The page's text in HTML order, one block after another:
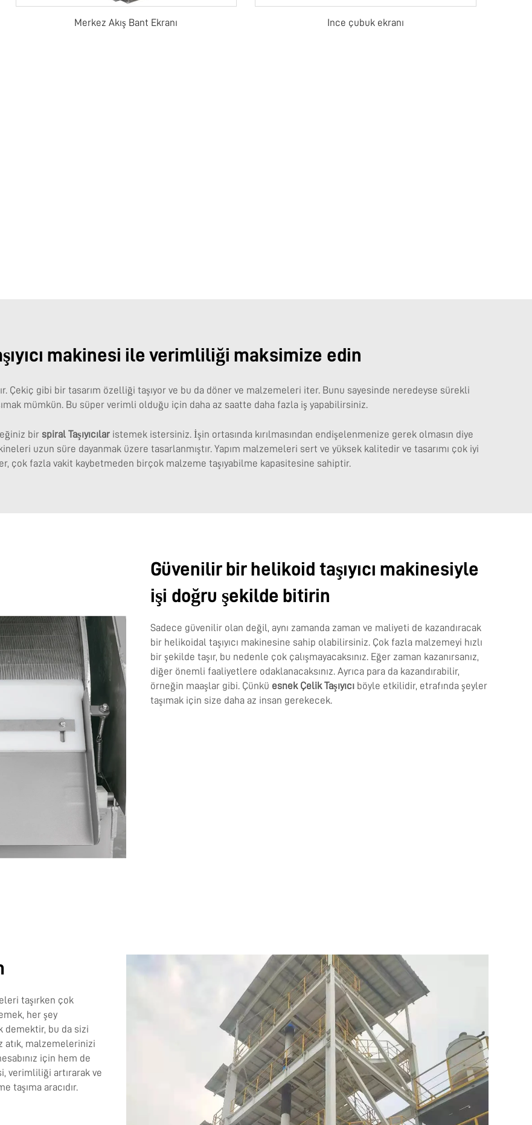
Merkez Akış Bant Ekranı Ince çubuk ekranı
makinesi ile verimliliği maksimize edin
Çekiç gibi bir tasarım özelliği taşıyor ve bu da döner ve malzemeleri iter. Bunu sayesinde neredeyse sürekli
mümkün. Bu süper verimli olduğu için daha az saatte daha fazla iş yapabilirsiniz.
bir spiral Taşıyıcılar istemek istersiniz. İşin ortasında kırılmasından endişelenmenize gerek olmasın diye
uzun süre dayanmak üzere tasarlanmıştır. Yapım malzemeleri sert ve yüksek kalitedir ve tasarımı çok iyi
çok fazla vakit kaybetmeden birçok malzeme taşıyabilme kapasitesine sahiptir.
Güvenilir bir helikoid taşıyıcı makinesiyle
işi doğru şekilde bitirin
Sadece güvenilir olan değil, aynı zamanda zaman ve maliyeti de kazandıracak
bir helikoidal taşıyıcı makinesine sahip olabilirsiniz. Çok fazla malzemeyi hızlı
bir şekilde taşır, bu nedenle çok çalışmayacaksınız. Eğer zaman kazanırsanız,
diğer önemli faaliyetlere odaklanacaksınız. Ayrıca para da kazandırabilir,
örneğin maaşlar gibi. Çünkü esnek Çelik Taşıyıcı böyle etkilidir, etrafında şeyler
taşımak için size daha az insan gerekecek.
taşırken çok
her şey
demektir, bu da sizi
atık, malzemelerinizi
için hem de
verimliliği artırarak ve
taşıma aracıdır.